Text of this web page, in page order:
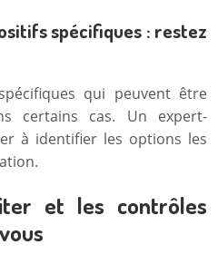
spécifiques : restez
qui peuvent être
certains cas. Un expert-
à identifier les options les
et les contrôles